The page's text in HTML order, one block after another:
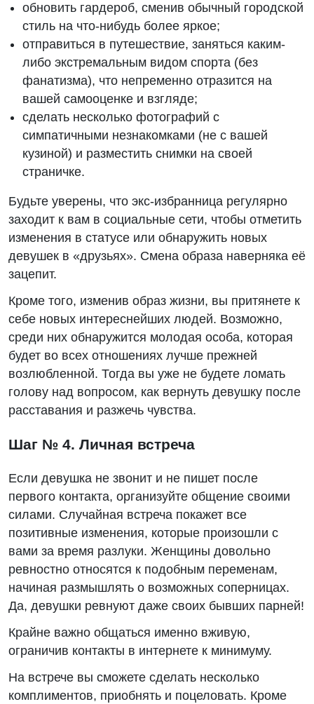
обновить гардероб, сменив обычный городской
стиль на что-нибудь более яркое;
отправиться в путешествие, заняться каким-
либо экстремальным видом спорта (без
фанатизма), что непременно отразится на
вашей самооценке и взгляде;
сделать несколько фотографий с
симпатичными незнакомками (не с вашей
кузиной) и разместить снимки на своей
страничке.
Будьте уверены, что экс-избранница регулярно
заходит к вам в социальные сети, чтобы отметить
изменения в статусе или обнаружить новых
девушек в «друзьях». Смена образа наверняка её
зацепит.
Кроме того, изменив образ жизни, вы притянете к
себе новых интереснейших людей. Возможно,
среди них обнаружится молодая особа, которая
будет во всех отношениях лучше прежней
возлюбленной. Тогда вы уже не будете ломать
голову над вопросом, как вернуть девушку после
расставания и разжечь чувства.
Шаг № 4. Личная встреча
Если девушка не звонит и не пишет после
первого контакта, организуйте общение своими
силами. Случайная встреча покажет все
позитивные изменения, которые произошли с
вами за время разлуки. Женщины довольно
ревностно относятся к подобным переменам,
начиная размышлять о возможных соперницах.
Да, девушки ревнуют даже своих бывших парней!
Крайне важно общаться именно вживую,
ограничив контакты в интернете к минимуму.
На встрече вы сможете сделать несколько
комплиментов, приобнять и поцеловать. Кроме